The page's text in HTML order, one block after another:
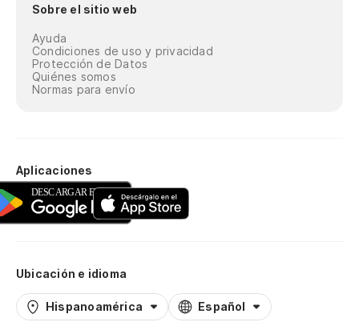
Sobre el sitio web
Ayuda
Condiciones de uso y privacidad
Protección de Datos
Quiénes somos
Normas para envío
Aplicaciones
Ubicación e idioma
Hispanoamérica Español